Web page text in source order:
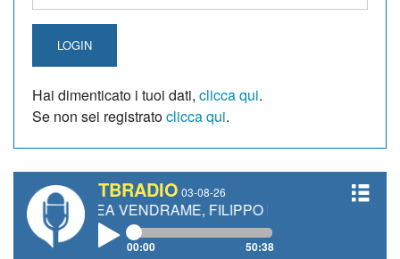
LOGIN
Hai dimenticato i tuoi dati, clicca qui.
Se non sei registratoclicca qui.
TBRADIO 03-08-26
VENDRAME, FILIPPO FIORELLI
00:00 50:38